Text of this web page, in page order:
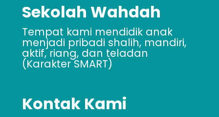
Sekolah Wahdah
Tempat kami mendidik anak
menjadi pribadi shalih, mandiri,
aktif, riang, dan teladan
(Karakter SMART)
Kontak Kami